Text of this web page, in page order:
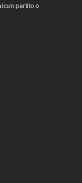
partito o